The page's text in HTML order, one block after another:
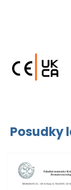
Posudky